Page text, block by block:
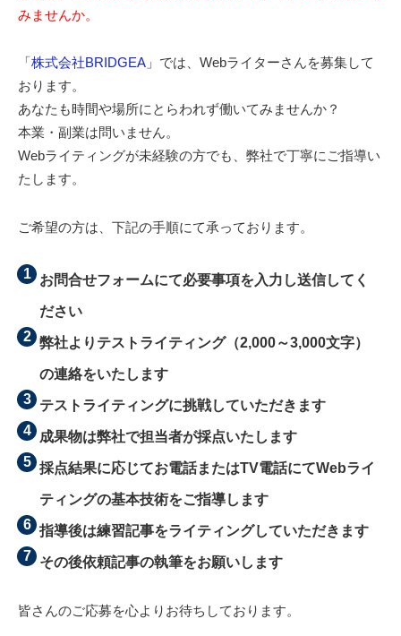
みませんか。
「株式会社BRIDGEA 」では、Webライターさんを募集して
おります。
あなたも時間や場所にとらわれず働いてみませんか？
本業・副業は問いません。
Webライティングが未経験の方でも、弊社で丁寧にご指導い
たします。
ご希望の方は、下記の手順にて承っております。
お問合せフォームにて必要事項を入力し送信してく
ださい
弊社よりテストライティング（2,000～3,000文字）
の連絡をいたします
テストライティングに挑戦していただきます
成果物は弊社で担当者が採点いたします
採点結果に応じてお電話またはTV電話にてWebライ
ティングの基本技術をご指導します
指導後は練習記事をライティングしていただきます
その後依頼記事の執筆をお願いします
皆さんのご応募を心よりお待ちしております。